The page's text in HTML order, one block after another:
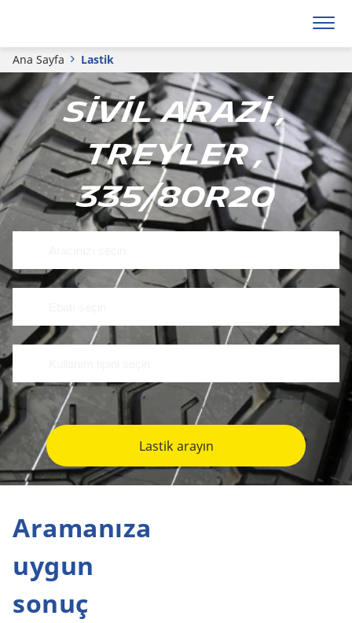
Ana Sayfa Lastik
Sivil arazi ,
Treyler ,
335/80R20
Lastik arayın
Aramanıza
uygun
sonuç